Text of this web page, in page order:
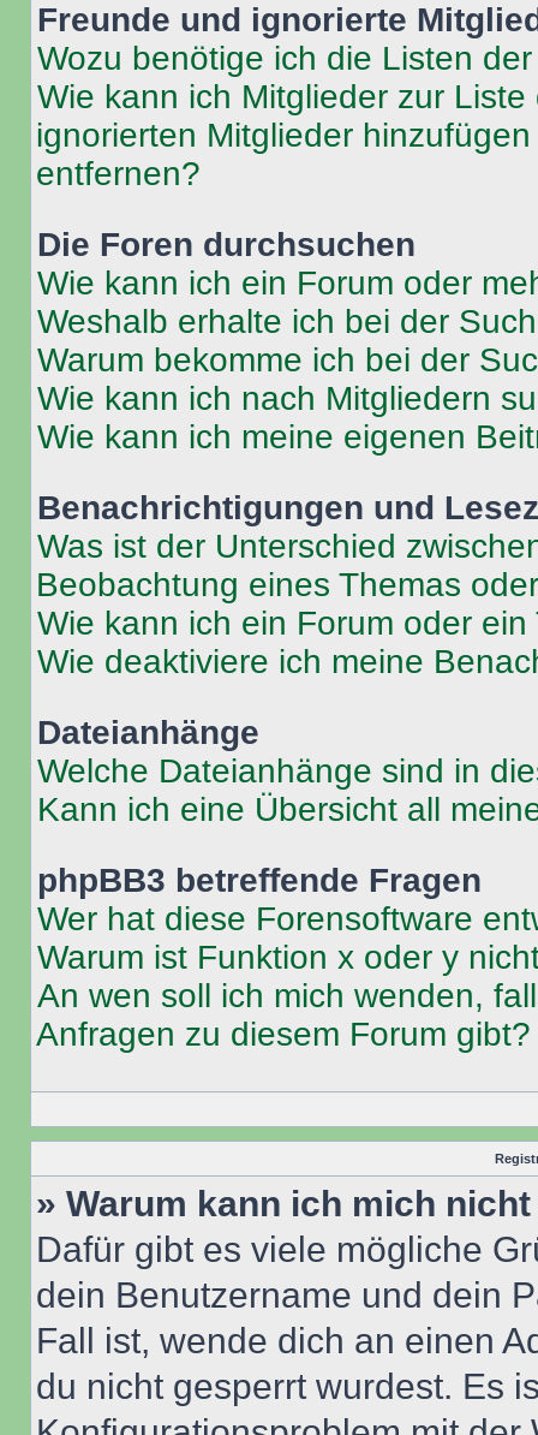
Freunde und ignorierte
Wozu benötige ich die Listen
Wie kann ich Mitglieder zur
ignorierten Mitglieder
entfernen?
Die Foren durchsuchen
Wie kann ich ein Forum oder
Weshalb erhalte ich bei der
Warum bekomme ich bei der
Wie kann ich nach Mitgliedern
Wie kann ich meine eigenen
Benachrichtigungen und
Was ist der Unterschied
Beobachtung eines Themas
Wie kann ich ein Forum oder
Wie deaktiviere ich meine
Dateianhänge
Welche Dateianhänge sind in
Kann ich eine Übersicht all
phpBB3 betreffende Fragen
Wer hat diese Forensoftware
Warum ist Funktion x oder y
An wen soll ich mich wenden,
Anfragen zu diesem Forum gibt?
» Warum kann ich mich
Dafür gibt es viele mögliche
dein Benutzername und dein
Fall ist, wende dich an einen
du nicht gesperrt wurdest. Es